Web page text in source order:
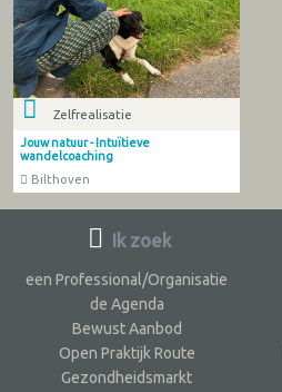
Zelfrealisatie
Jouw natuur - Intuïtieve
wandelcoaching
Bilthoven
Ik zoek
een Professional/Organisatie
de Agenda
Bewust Aanbod
Open Praktijk Route
Gezondheidsmarkt